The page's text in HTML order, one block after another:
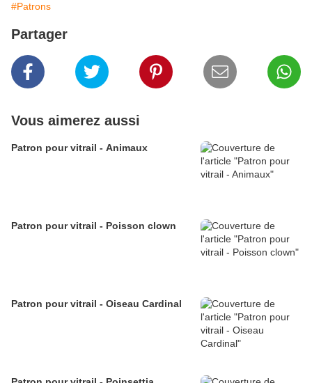
#Patrons
Partager
Vous aimerez aussi
Patron pour vitrail - Animaux
Patron pour vitrail - Poisson clown
Patron pour vitrail - Oiseau Cardinal